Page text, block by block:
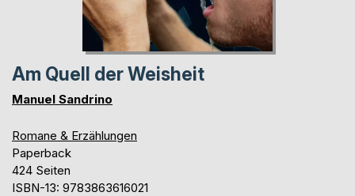
Am Quell der Weisheit
Manuel Sandrino
Romane & Erzählungen
Paperback
424 Seiten
ISBN-13: 9783863616021